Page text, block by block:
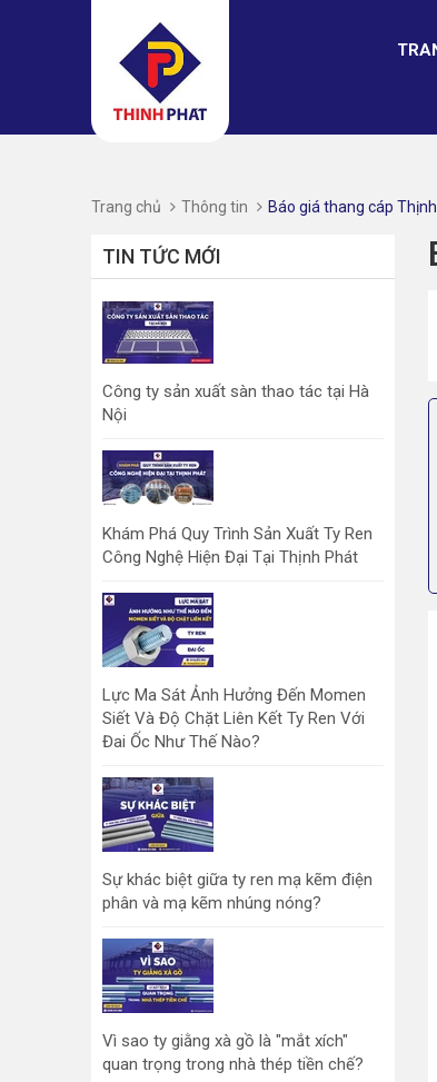
Trang chủ Thông tin Báo giá thang cáp
TIN TỨC MỚI
Công ty sản xuất sàn thao tác tại Hà
Nội
Khám Phá Quy Trình Sản Xuất Ty Ren
Công Nghệ Hiện Đại Tại Thịnh Phát
Lực Ma Sát Ảnh Hưởng Đến Momen
Siết Và Độ Chặt Liên Kết Ty Ren Với
Đai Ốc Như Thế Nào?
Sự khác biệt giữa ty ren mạ kẽm điện
phân và mạ kẽm nhúng nóng?
Vì sao ty giằng xà gồ là "mắt xích"
quan trọng trong nhà thép tiền chế?